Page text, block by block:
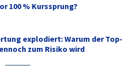
100 % Kurssprung?
explodiert: Warum der Top-
zum Risiko wird